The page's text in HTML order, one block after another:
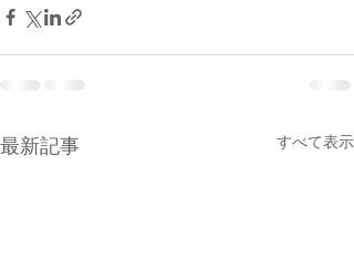
最新記事 すべて表示